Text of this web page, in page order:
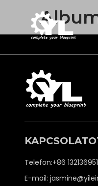
Telefon:+86
E-mail: